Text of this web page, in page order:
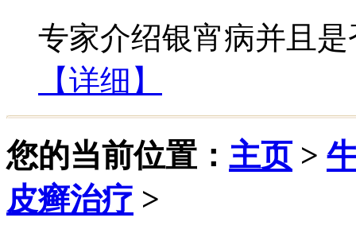
专家介绍银宵病并且
【详细】
您的当前位置： 主页>
皮癣治疗 >